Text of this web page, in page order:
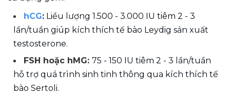
hCG: Liều lượng 1.500 - 3.000 IU tiêm 2 - 3
lần/tuần giúp kích thích tế bào Leydig sản xuất
testosterone.
FSH hoặc hMG: 75 - 150 IU tiêm 2 - 3 lần/tuần
hỗ trợ quá trình sinh tinh thông qua kích thích tế
bào Sertoli.